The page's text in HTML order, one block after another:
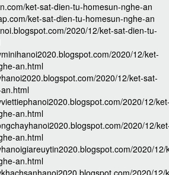
ket-sat-dien-tu-homesun-nghe-an
ket-sat-dien-tu-homesun-nghe-an
2020/12/ket-sat-dien-tu-
2020/12/ket-
an.html
2020/12/ket-sat-
2020/12/
an.html
2020/12/
an.html
2020/12/
an.html
2020/12/